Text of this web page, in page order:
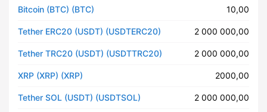
Bitcoin (BTC) (BTC) 10,00
Tether ERC20 (USDT) (USDTERC20) 2 000 000,00
Tether TRC20 (USDT) (USDTTRC20) 2 000 000,00
XRP (XRP) (XRP) 2000,00
Tether SOL (USDT) (USDTSOL) 2 000 000,00